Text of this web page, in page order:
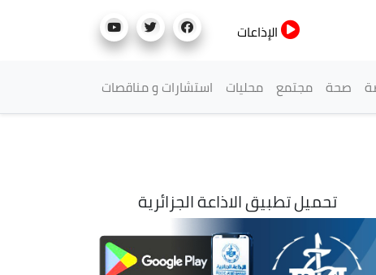
الإذاعات
صحة مجتمع محليات استشارات و مناقصات
تحميل تطبيق الاذاعة الجزائرية